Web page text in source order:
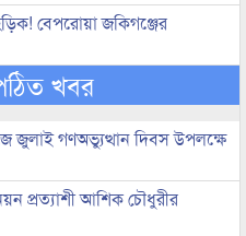
বেপরোয়া জকিগঞ্জের
খবর
জুলাই গণঅভ্যুত্থান দিবস উপলক্ষে
প্রত্যাশী আশিক চৌধুরীর